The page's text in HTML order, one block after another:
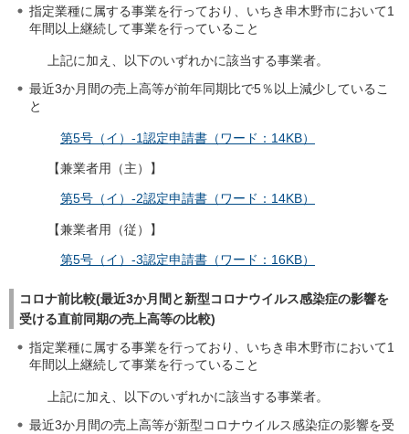
指定業種に属する事業を行っており、いちき串木野市において1
年間以上継続して事業を行っていること
上記に加え、以下のいずれかに該当する事業者。
最近3か月間の売上高等が前年同期比で5％以上減少しているこ
と
第5号（イ）-1認定申請書（ワード：14KB）
【兼業者用（主）】
第5号（イ）-2認定申請書（ワード：14KB）
【兼業者用（従）】
第5号（イ）-3認定申請書（ワード：16KB）
コロナ前比較(最近3か月間と新型コロナウイルス感染症の影響を
受ける直前同期の売上高等の比較)
指定業種に属する事業を行っており、いちき串木野市において1
年間以上継続して事業を行っていること
上記に加え、以下のいずれかに該当する事業者。
最近3か月間の売上高等が新型コロナウイルス感染症の影響を受